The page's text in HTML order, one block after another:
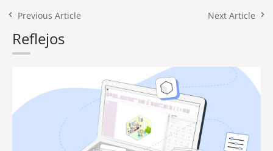
Previous Article Next Article
Reflejos